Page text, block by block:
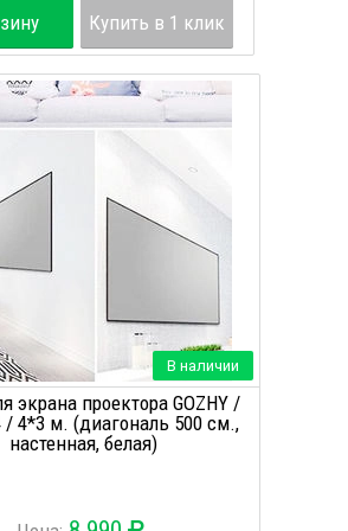
Купить в 1 клик
В наличии
экрана проектора GOZHY /
/ 4*3 м. (диагональ 500 см.,
настенная, белая)